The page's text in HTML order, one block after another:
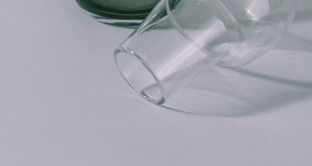
マトのアプリから変更可能です。
Q. 注文後にキャンセルできますか？
ご注文後一定時間内であればキャンセル可能です。